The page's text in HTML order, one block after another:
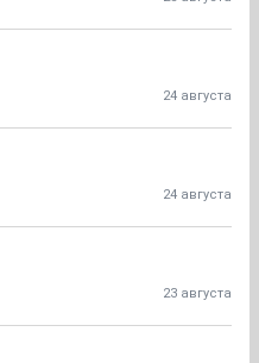
24 августа
24 августа
23 августа